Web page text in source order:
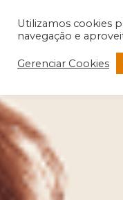
Utilizamos cookies
navegação e
Gerenciar Cookies